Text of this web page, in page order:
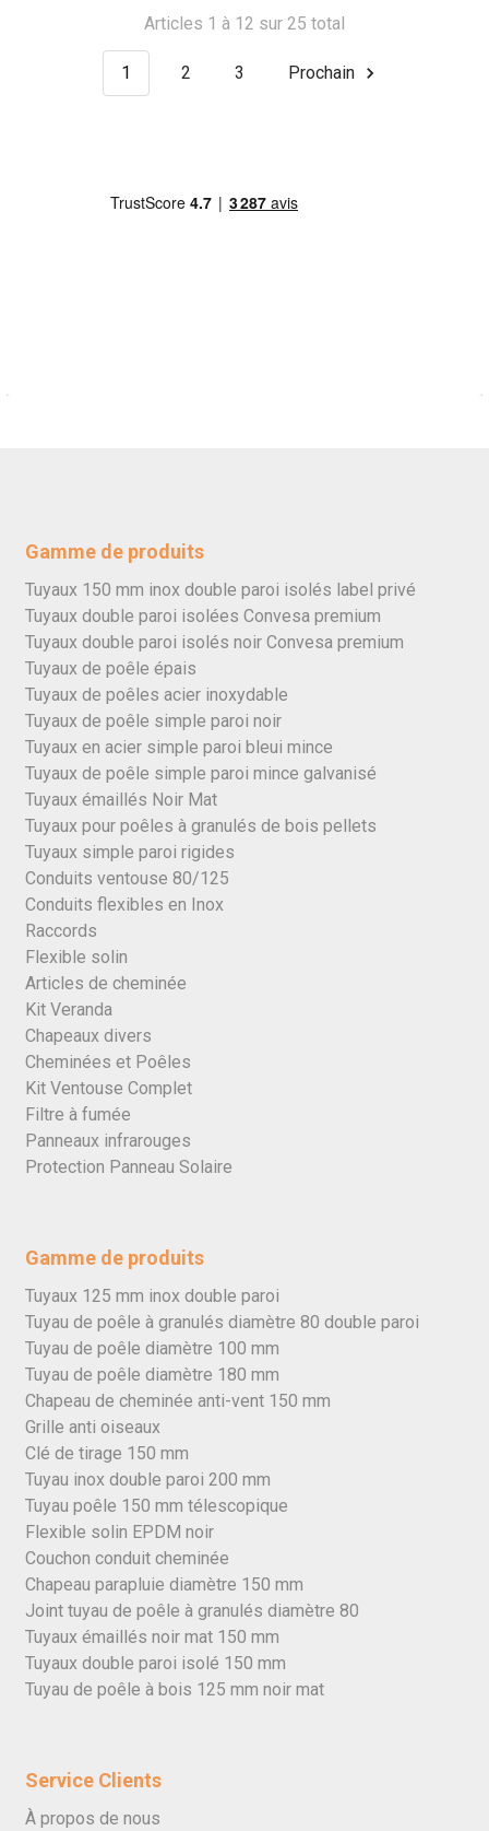
Articles 1 à 12 sur 25 total
1 2 3 Prochain
Gamme de produits
Tuyaux 150 mm inox double paroi isolés label privé
Tuyaux double paroi isolées Convesa premium
Tuyaux double paroi isolés noir Convesa premium
Tuyaux de poêle épais
Tuyaux de poêles acier inoxydable
Tuyaux de poêle simple paroi noir
Tuyaux en acier simple paroi bleui mince
Tuyaux de poêle simple paroi mince galvanisé
Tuyaux émaillés Noir Mat
Tuyaux pour poêles à granulés de bois pellets
Tuyaux simple paroi rigides
Conduits ventouse 80/125
Conduits flexibles en Inox
Raccords
Flexible solin
Articles de cheminée
Kit Veranda
Chapeaux divers
Cheminées et Poêles
Kit Ventouse Complet
Filtre à fumée
Panneaux infrarouges
Protection Panneau Solaire
Gamme de produits
Tuyaux 125 mm inox double paroi
Tuyau de poêle à granulés diamètre 80 double paroi
Tuyau de poêle diamètre 100 mm
Tuyau de poêle diamètre 180 mm
Chapeau de cheminée anti-vent 150 mm
Grille anti oiseaux
Clé de tirage 150 mm
Tuyau inox double paroi 200 mm
Tuyau poêle 150 mm télescopique
Flexible solin EPDM noir
Couchon conduit cheminée
Chapeau parapluie diamètre 150 mm
Joint tuyau de poêle à granulés diamètre 80
Tuyaux émaillés noir mat 150 mm
Tuyaux double paroi isolé 150 mm
Tuyau de poêle à bois 125 mm noir mat
Service Clients
À propos de nous